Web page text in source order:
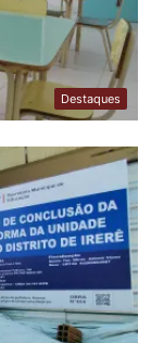
Destaques